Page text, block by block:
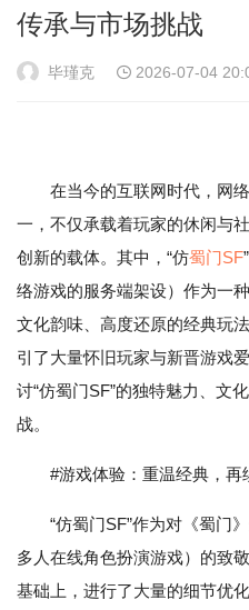
传承与市场挑战
毕瑾克 2026-07-04
在当今的互联网时代，网络
一，不仅承载着玩家的休闲与
创新的载体。其中，“仿蜀门SF
络游戏的服务端架设）作为一
文化韵味、高度还原的经典玩
引了大量怀旧玩家与新晋游戏
讨“仿蜀门SF”的独特魅力、文
战。
#游戏体验：重温经典，再
“仿蜀门SF”作为对《蜀门
多人在线角色扮演游戏）的致
基础上，进行了大量的细节优